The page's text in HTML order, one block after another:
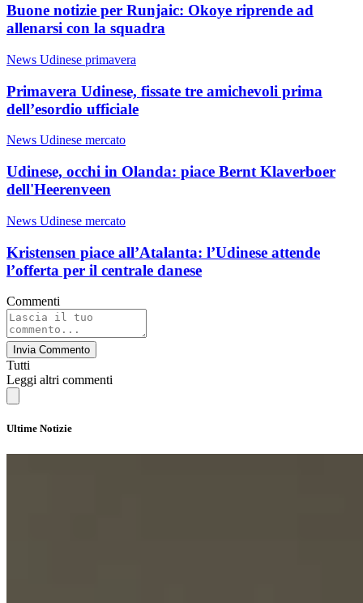
Buone notizie per Runjaic: Okoye riprende ad
allenarsi con la squadra
News Udinese primavera
Primavera Udinese, fissate tre amichevoli prima
dell’esordio ufficiale
News Udinese mercato
Udinese, occhi in Olanda: piace Bernt Klaverboer
dell'Heerenveen
News Udinese mercato
Kristensen piace all’Atalanta: l’Udinese attende
l’offerta per il centrale danese
Commenti
Invia Commento
Tutti
Leggi altri commenti
Ultime Notizie